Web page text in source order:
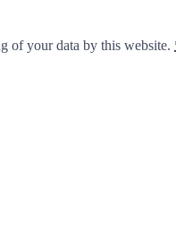
of your data by this website.